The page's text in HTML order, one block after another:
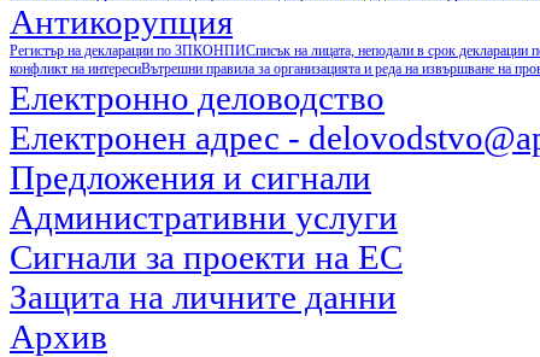
Антикорупция
Регистър на декларации по ЗПКОНПИСписък на лицата, неподали в срок
конфликт на интересиВътрешни правила за организацията и реда на извършване на
Електронно деловодство
Електронен адрес -
Предложения и сигнали
Административни услуги
Сигнали за проекти на ЕС
Защита на личните данни
Архив